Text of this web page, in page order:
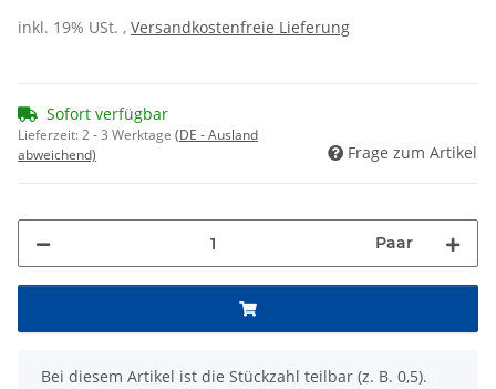
inkl. 19% USt. , Versandkostenfreie Lieferung
Sofort verfügbar
Lieferzeit:2 - 3 Werktage (DE - Ausland
abweichend)
Frage zum Artikel
Paar
x
Bei diesem Artikel ist die Stückzahl teilbar (z. B. 0,5).